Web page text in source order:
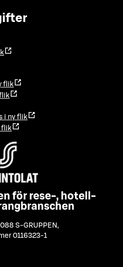
flik
i ny flik
flik
för rese-, hotell-
S-GRUPPEN ,
0116323-1